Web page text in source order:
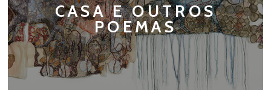
CASA E OUTROS
POEMAS